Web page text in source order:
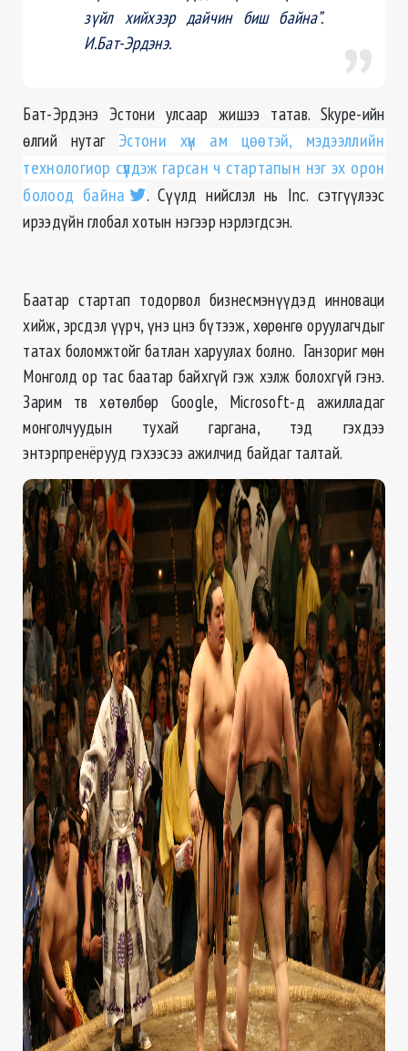
зүйл хийхээр дайчин биш байна”.
И.Бат-Эрдэнэ.
Бат-Эрдэнэ Эстони улсаар жишээ татав. Skype-ийн
өлгий нутаг Эстони хүн ам цөөтэй, мэдээллийн
технологиор сүүлдэж гарсан ч стартапын нэг эх орон
болоод байна
. Сүүлд нийслэл нь Inc. сэтгүүлээс
ирээдүйн глобал хотын нэгээр нэрлэгдсэн.
Баатар стартап тодорвол бизнесмэнүүдэд инноваци
хийж, эрсдэл үүрч, үнэ цнэ бүтээж, хөрөнгө оруулагчдыг
татах боломжтойг батлан харуулах болно. Ганзориг мөн
Монголд ор тас баатар байхгүй гэж хэлж болохгүй гэнэ.
Зарим тв хөтөлбөр Google, Microsoft-д ажилладаг
монголчуудын тухай гаргана, тэд гэхдээ
энтэрпренёрууд гэхээсээ ажилчид байдаг талтай.